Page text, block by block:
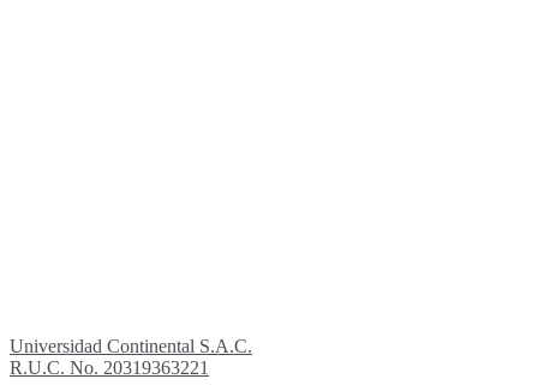
Universidad Continental S.A.C.
R.U.C. No. 20319363221